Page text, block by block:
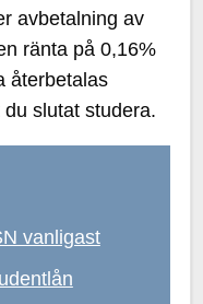
avbetalning av
ränta på 0,16%
återbetalas
slutat studera.
vanligast